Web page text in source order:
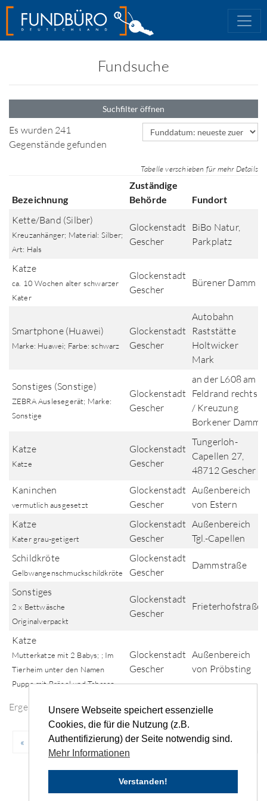
Unsere Webseite speichert essenzielle
Cookies, die für die Nutzung (z.B.
Authentifizierung) der Seite notwendig sind.
Mehr Informationen
Verstanden!
Fundsuche
Suchfilter öffnen
Es wurden 241
Gegenstände gefunden
Sortierfeld
Tabelle verschieben für mehr Details
Ergebnisse der Fundsuche
Bezeichnung
Zuständige
Behörde
Fundort
Kette/Band (Silber)
Kreuzanhänger; Material: Silber;
Art: Hals
Glockenstadt
Gescher
BiBo Natur,
Parkplatz
Katze
ca. 10 Wochen alter schwarzer
Kater
Glockenstadt
Gescher
Bürener Damm
Smartphone (Huawei)
Marke: Huawei; Farbe: schwarz
Glockenstadt
Gescher
Autobahn
Raststätte
Holtwicker
Mark
Sonstiges (Sonstige)
ZEBRA Auslesegerät; Marke:
Sonstige
Glockenstadt
Gescher
an der L608 am
Feldrand rechts
/ Kreuzung
Borkener Damm
Katze
Katze
Glockenstadt
Gescher
Tungerloh-
Capellen 27,
48712 Gescher
Kaninchen
vermutlich ausgesetzt
Glockenstadt
Gescher
Außenbereich
von Estern
Katze
Kater grau-getigert
Glockenstadt
Gescher
Außenbereich
Tgl.-Capellen
Schildkröte
Gelbwangenschmuckschildkröte
Glockenstadt
Gescher
Dammstraße
Sonstiges
2 x Bettwäsche
Originalverpackt
Glockenstadt
Gescher
Frieterhofstraße
Katze
Mutterkatze mit 2 Babys; ; Im
Tierheim unter den Namen
Puppe mit Brösel und Tabasco
Glockenstadt
Gescher
Außenbereich
von Pröbsting
« ... 19 20 21 22 23 ... ›